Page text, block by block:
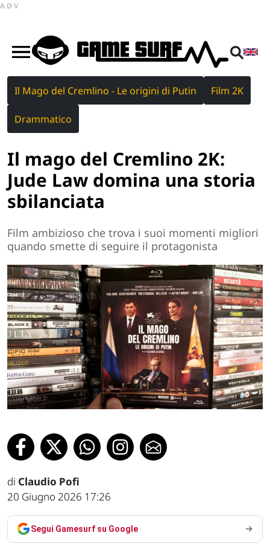
ADV
Il Mago del Cremlino - Le origini di Putin Film 2K
Drammatico
Il mago del Cremlino 2K:
Jude Law domina una storia
sbilanciata
Film ambizioso che trova i suoi momenti migliori
quando smette di seguire il protagonista
di Claudio Pofi
20 Giugno 2026 17:26
Segui Gamesurf su Google